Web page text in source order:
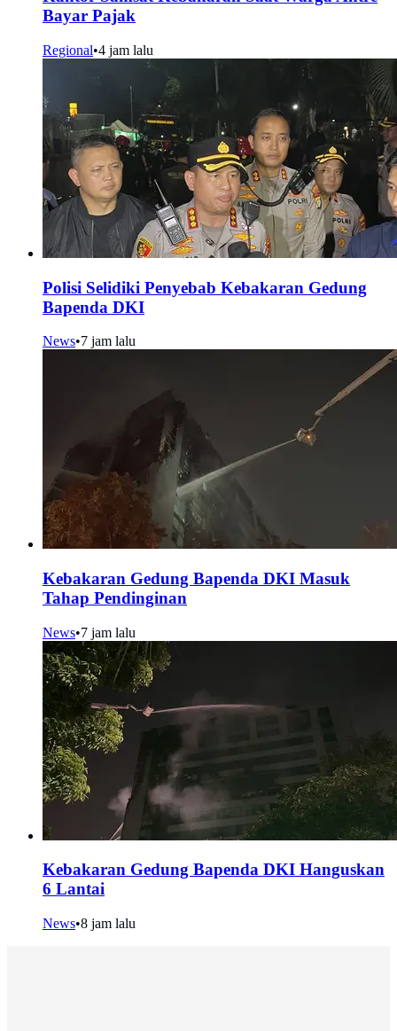
Bayar Pajak
Regional•4 jam lalu
Polisi Selidiki Penyebab Kebakaran Gedung
Bapenda DKI
News•7 jam lalu
Kebakaran Gedung Bapenda DKI Masuk
Tahap Pendinginan
News•7 jam lalu
Kebakaran Gedung Bapenda DKI Hanguskan
6 Lantai
News•8 jam lalu